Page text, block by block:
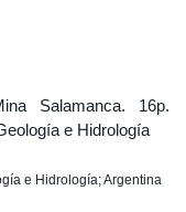
Salamanca. 16p.
e Hidrología
e Hidrología; Argentina